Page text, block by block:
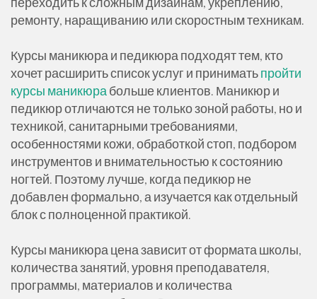
ремонту, наращиванию или скоростным техникам.
Курсы маникюра и педикюра подходят тем, кто
хочет расширить список услуг и приниматьпройти
курсы маникюра больше клиентов. Маникюр и
педикюр отличаются не только зоной работы, но и
техникой, санитарными требованиями,
особенностями кожи, обработкой стоп, подбором
инструментов и внимательностью к состоянию
ногтей. Поэтому лучше, когда педикюр не
добавлен формально, а изучается как отдельный
блок с полноценной практикой.
Курсы маникюра цена зависит от формата школы,
количества занятий, уровня преподавателя,
программы, материалов и количества